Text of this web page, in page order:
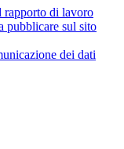
rapporto di lavoro
pubblicare sul sito
dei dati